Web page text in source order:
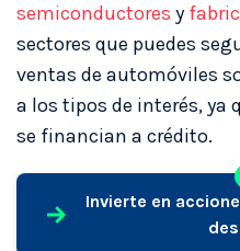
semiconductores y
sectores que puedes
ventas de automóviles
a los tipos de interés, ya
se financian a crédito.
Invierte en